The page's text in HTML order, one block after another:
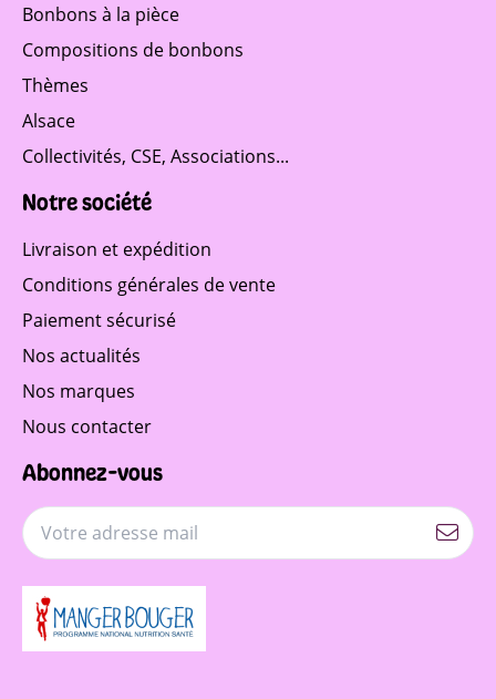
Bonbons à la pièce
Compositions de bonbons
Thèmes
Alsace
Collectivités, CSE, Associations...
Notre société
Livraison et expédition
Conditions générales de vente
Paiement sécurisé
Nos actualités
Nos marques
Nous contacter
Abonnez-vous